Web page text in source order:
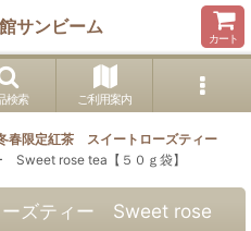
サンビーム
カート
検索 ご利用案内
春限定紅茶 スイートローズティー
rose tea【５０ｇ袋】
ズティー Sweet rose